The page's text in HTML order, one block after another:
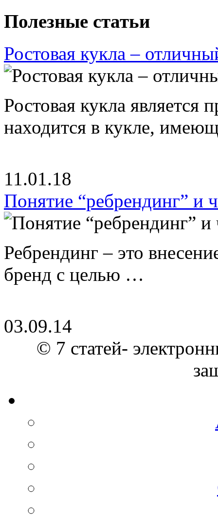
Полезные статьи
Ростовая кукла –
Ростовая кукла является
находится в кукле,
11.01.18
Понятие “ребрендинг” и
Ребрендинг – это
бренд с целью …
03.09.14
© 7 статей-